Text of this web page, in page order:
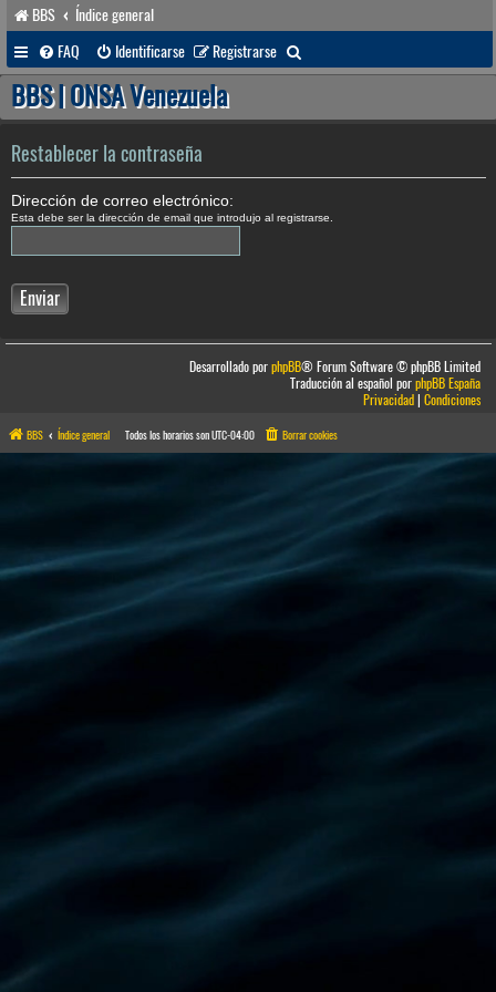
BBS
Índice general
FAQ
Identificarse Registrarse
u
a
BBS | ONSA Venezuela
Restablecer la contraseña
Dirección de correo electrónico:
Esta debe ser la dirección de email que introdujo al registrarse.
Desarrollado porphpBB® Forum Software © phpBB Limited
Traducción al español porphpBB España
Privacidad|Condiciones
BBS Índice general Todos los horarios sonUTC-04:00 Borrar cookies